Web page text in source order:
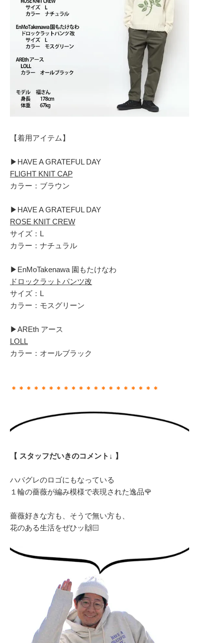
【着用アイテム】
▶︎HAVE A GRATEFUL DAY
FLIGHT KNIT CAP
カラー：ブラウン
▶︎HAVE A GRATEFUL DAY
ROSE KNIT CREW
サイズ：L
カラー：ナチュラル
▶︎EnMoTakenawa 園もたけなわ
ドロックラットパンツ改
サイズ：L
カラー：モスグリーン
▶︎AREth アース
LOLL
カラー：オールブラック
＊＊＊＊＊＊＊＊＊＊＊＊＊＊＊＊＊＊＊＊
【 スタッフだいきのコメント↓ 】
ハバグレのロゴにもなっている
１輪の薔薇が編み模様で表現された逸品🌹
薔薇好きな方も、そうで無い方も、
花のある生活をぜひッ🙌🏻